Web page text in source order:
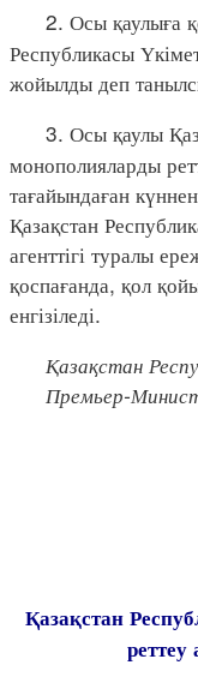
2. Осы қаулыға
Республикасы
жойылды деп
3. Осы қаулы
монополияларды
тағайындаған
Қазақстан
агенттігі туралы
қоспағанда, қол
енгізіледі.
Қазақстан
Премьер-
Қазақстан
реттеу